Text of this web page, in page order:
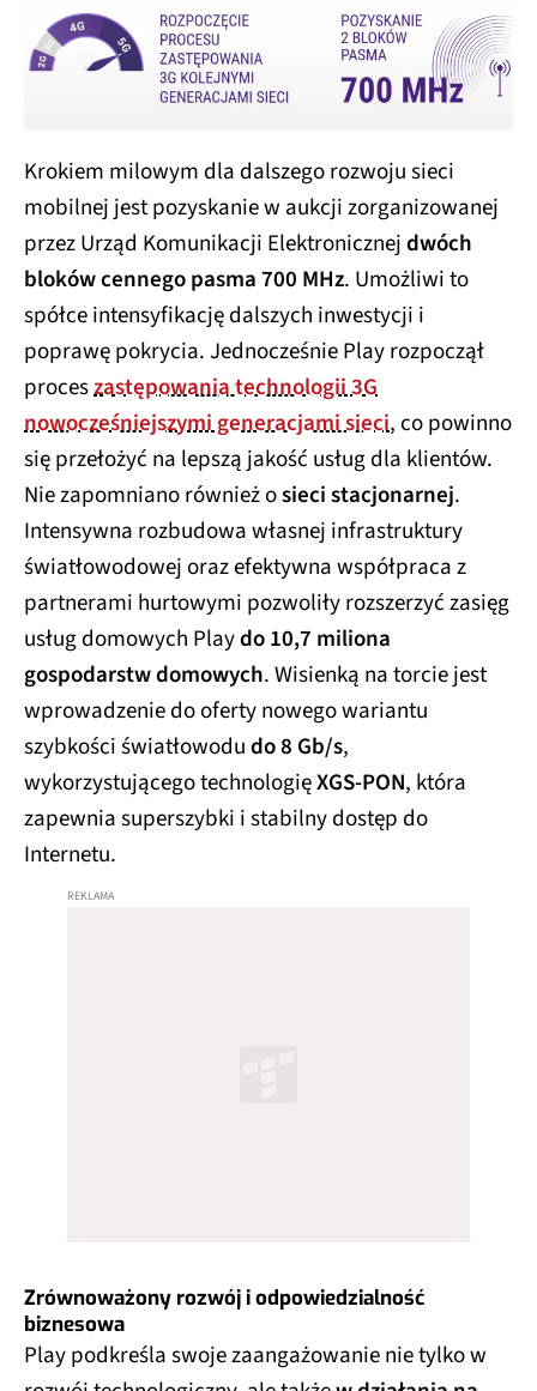
Krokiem milowym dla dalszego rozwoju sieci
mobilnej jest pozyskanie w aukcji zorganizowanej
przez Urząd Komunikacji Elektronicznejdwóch
bloków cennego pasma 700 MHz. Umożliwi to
spółce intensyfikację dalszych inwestycji i
poprawę pokrycia. Jednocześnie Play rozpoczął
proceszastępowania technologii 3G
nowocześniejszymi generacjami sieci, co powinno
się przełożyć na lepszą jakość usług dla klientów.
Nie zapomniano również osieci stacjonarnej.
Intensywna rozbudowa własnej infrastruktury
światłowodowej oraz efektywna współpraca z
partnerami hurtowymi pozwoliły rozszerzyć zasięg
usług domowych Playdo 10,7 miliona
gospodarstw domowych. Wisienką na torcie jest
wprowadzenie do oferty nowego wariantu
szybkości światłowodudo 8 Gb/s,
wykorzystującego technologięXGS-PON, która
zapewnia superszybki i stabilny dostęp do
Internetu.
Zrównoważony rozwój i odpowiedzialność
biznesowa
Play podkreśla swoje zaangażowanie nie tylko w